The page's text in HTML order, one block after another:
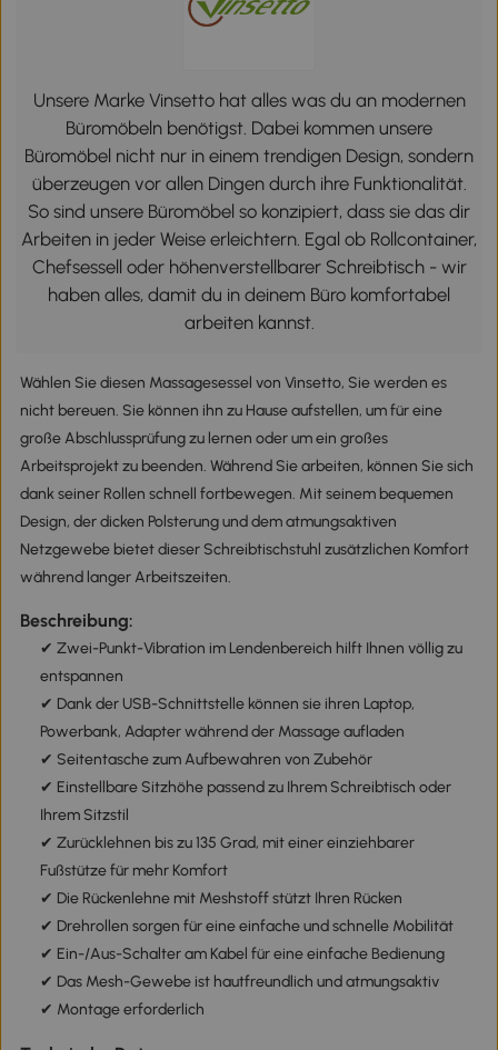
Unsere Marke Vinsetto hat alles was du an modernen
Büromöbeln benötigst. Dabei kommen unsere
Büromöbel nicht nur in einem trendigen Design, sondern
überzeugen vor allen Dingen durch ihre Funktionalität.
So sind unsere Büromöbel so konzipiert, dass sie das dir
Arbeiten in jeder Weise erleichtern. Egal ob Rollcontainer,
Chefsessell oder höhenverstellbarer Schreibtisch - wir
haben alles, damit du in deinem Büro komfortabel
arbeiten kannst.
Wählen Sie diesen Massagesessel von Vinsetto, Sie werden es
nicht bereuen. Sie können ihn zu Hause aufstellen, um für eine
große Abschlussprüfung zu lernen oder um ein großes
Arbeitsprojekt zu beenden. Während Sie arbeiten, können Sie sich
dank seiner Rollen schnell fortbewegen. Mit seinem bequemen
Design, der dicken Polsterung und dem atmungsaktiven
Netzgewebe bietet dieser Schreibtischstuhl zusätzlichen Komfort
während langer Arbeitszeiten.
Beschreibung:
✔ Zwei-Punkt-Vibration im Lendenbereich hilft Ihnen völlig zu
entspannen
✔ Dank der USB-Schnittstelle können sie ihren Laptop,
Powerbank, Adapter während der Massage aufladen
✔ Seitentasche zum Aufbewahren von Zubehör
✔ Einstellbare Sitzhöhe passend zu Ihrem Schreibtisch oder
Ihrem Sitzstil
✔ Zurücklehnen bis zu 135 Grad, mit einer einziehbarer
Fußstütze für mehr Komfort
✔ Die Rückenlehne mit Meshstoff stützt Ihren Rücken
✔ Drehrollen sorgen für eine einfache und schnelle Mobilität
✔ Ein-/Aus-Schalter am Kabel für eine einfache Bedienung
✔ Das Mesh-Gewebe ist hautfreundlich und atmungsaktiv
✔ Montage erforderlich